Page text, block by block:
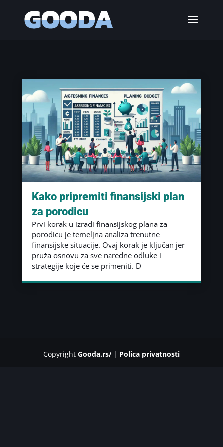
Kako pripremiti finansijski plan
za porodicu
Prvi korak u izradi finansijskog plana za
porodicu je temeljna analiza trenutne
finansijske situacije. Ovaj korak je ključan jer
pruža osnovu za sve naredne odluke i
strategije koje će se primeniti. D
Copyright Gooda.rs/| Polica privatnosti